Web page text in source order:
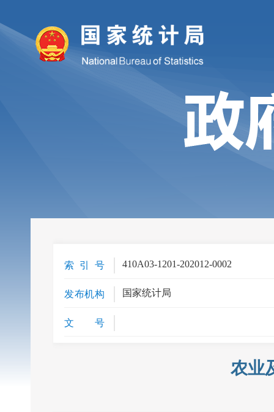
索 引 号 410A03-1201-202012-0002
发布机构 国家统计局
文 号
农业